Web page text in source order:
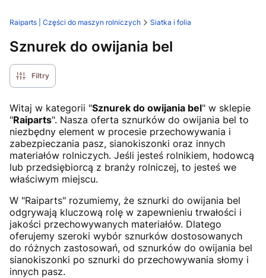
Raiparts | Części do maszyn rolniczych Siatka i folia
Sznurek do owijania bel
Filtry
Witaj w kategorii "Sznurek do owijania bel" w sklepie
"Raiparts". Nasza oferta sznurków do owijania bel to
niezbędny element w procesie przechowywania i
zabezpieczania pasz, sianokiszonki oraz innych
materiałów rolniczych. Jeśli jesteś rolnikiem, hodowcą
lub przedsiębiorcą z branży rolniczej, to jesteś we
właściwym miejscu.
W "Raiparts" rozumiemy, że sznurki do owijania bel
odgrywają kluczową rolę w zapewnieniu trwałości i
jakości przechowywanych materiałów. Dlatego
oferujemy szeroki wybór sznurków dostosowanych
do różnych zastosowań, od sznurków do owijania bel
sianokiszonki po sznurki do przechowywania słomy i
innych pasz.